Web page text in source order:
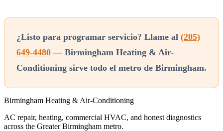
¿Listo para programar servicio? Llame al (205)
649-4480 — Birmingham Heating & Air-
Conditioning sirve todo el metro de Birmingham.
Birmingham Heating & Air-Conditioning
AC repair, heating, commercial HVAC, and honest diagnostics
across the Greater Birmingham metro.